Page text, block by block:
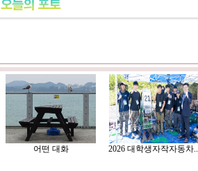
어떤 대화 2026 대학생자작자동차